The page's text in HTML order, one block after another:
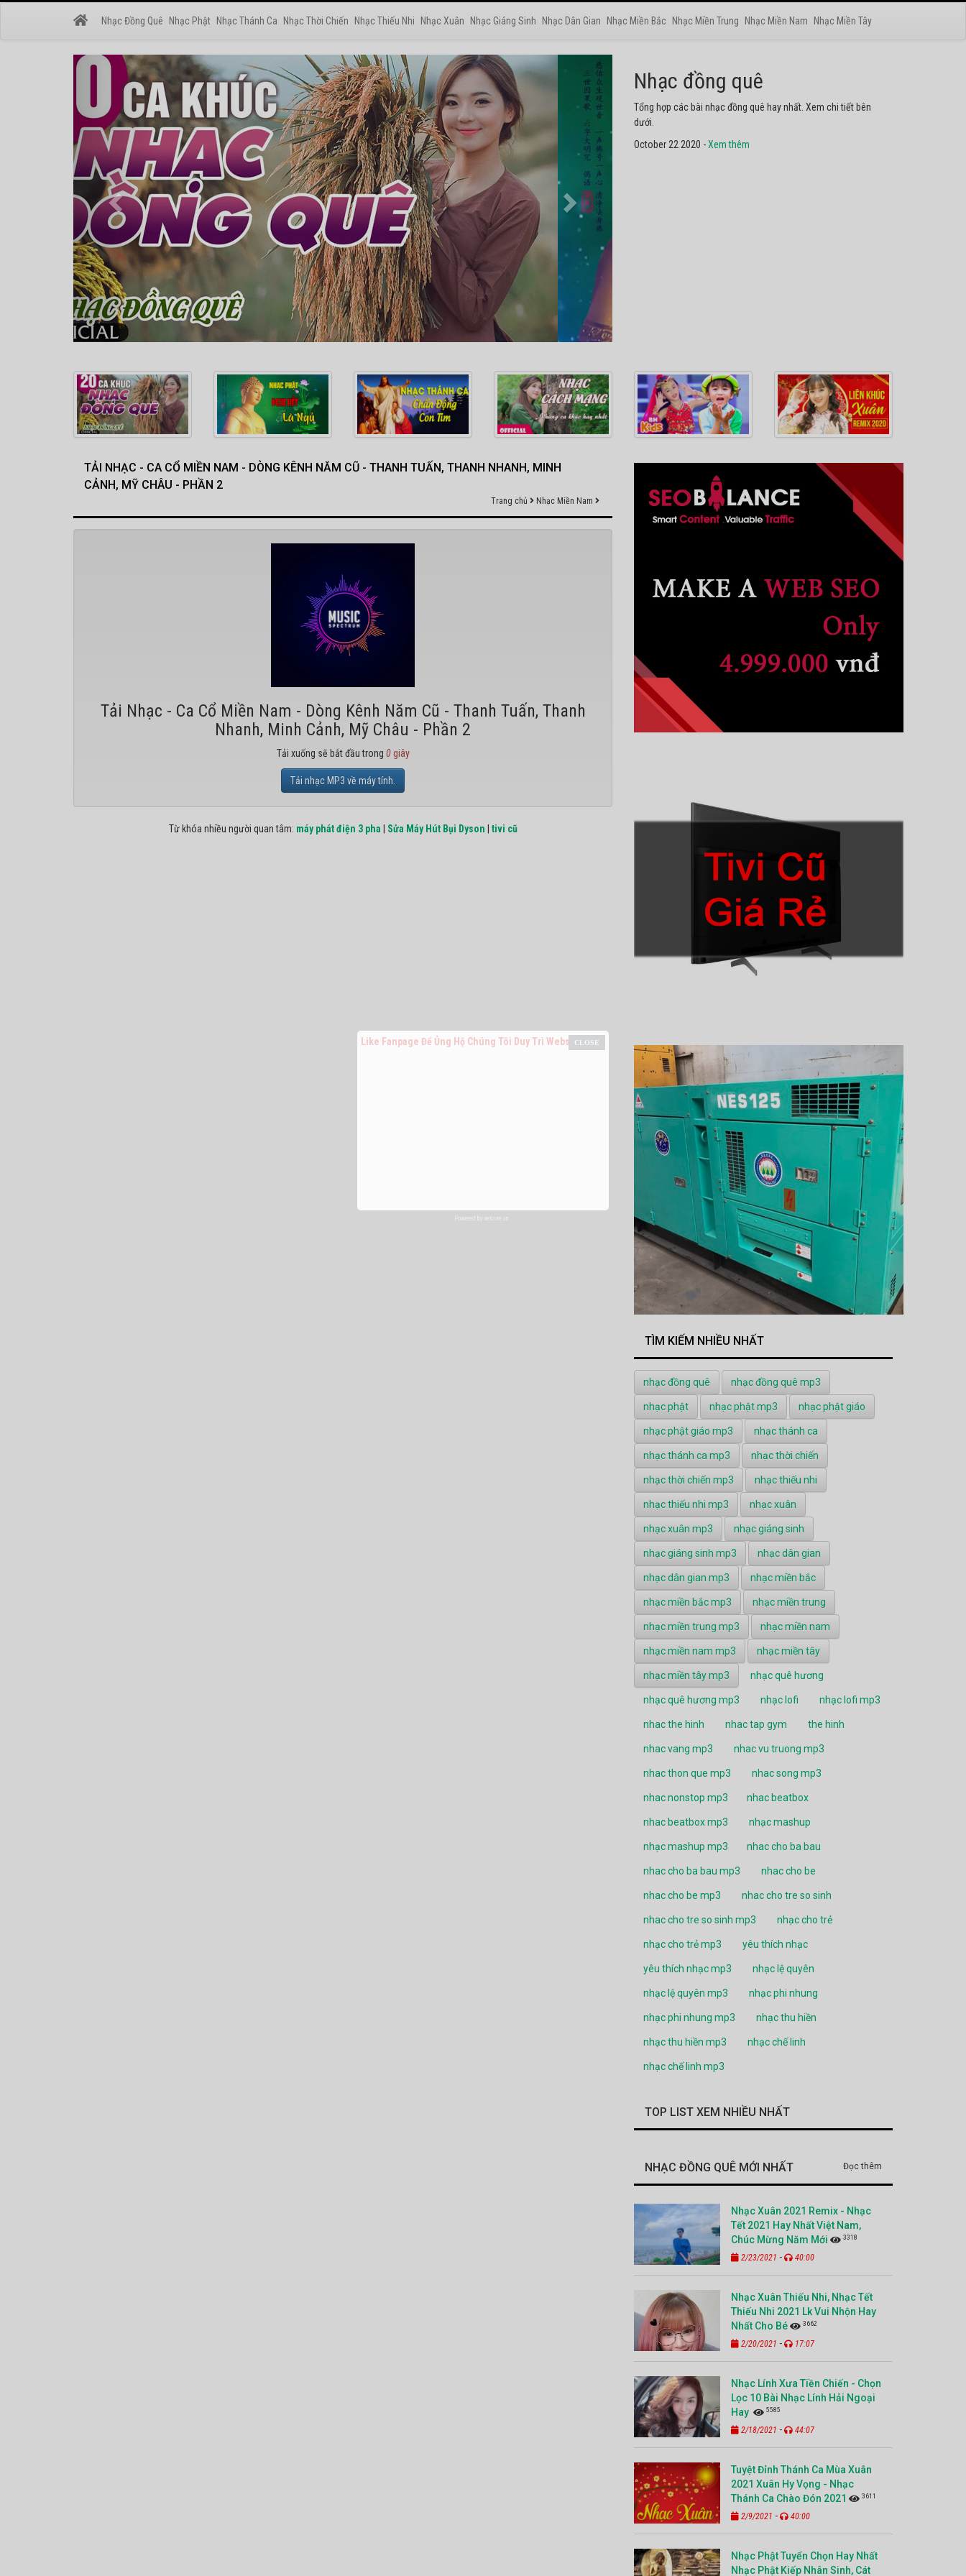
Nhạc Đồng Quê Nhạc Phật Nhạc Thánh Ca Nhạc Thời Chiến Nhạc Thiếu Nhi Nhạc Xuân Nhạc Giáng Sinh Nhạc Dân Gian Nhạc Miền Bắc Nhạc Miền Trung Nhạc Miền Nam Nhạc Miền Tây
Nhạc phật
Tuyển tập các bài nhạc thánh ca hay nhất. Không thể không
nghe thử.
October 22 2020 -Xem thêm
TẢI NHẠC - CA CỔ MIỀN NAM - DÒNG KÊNH NĂM CŨ - THANH TUẤN, THANH NHANH, MINH
CẢNH, MỸ CHÂU - PHẦN 2
Trang chủ Nhạc Miền Nam
Tải Nhạc - Ca Cổ Miền Nam - Dòng Kênh Năm Cũ - Thanh Tuấn, Thanh
Nhanh, Minh Cảnh, Mỹ Châu - Phần 2
Tải xuống sẽ bắt đầu trong 0giây
Tải nhạc MP3 về máy tính.
Từ khóa nhiều người quan tâm: máy phát điện 3 pha Sửa Máy Hút Bụi Dyson tivi cũ
TÌM KIẾM NHIỀU NHẤT
nhạc đồng quê nhạc đồng quê mp3
nhạc phật nhạc phật mp3 nhạc phật giáo
nhạc phật giáo mp3 nhạc thánh ca
nhạc thánh ca mp3 nhạc thời chiến
nhạc thời chiến mp3 nhạc thiếu nhi
nhạc thiếu nhi mp3 nhạc xuân
nhạc xuân mp3 nhạc giáng sinh
nhạc giáng sinh mp3 nhạc dân gian
nhạc dân gian mp3 nhạc miền bắc
nhạc miền bắc mp3 nhạc miền trung
nhạc miền trung mp3 nhạc miền nam
nhạc miền nam mp3 nhạc miền tây
nhạc miền tây mp3 nhạc quê hương
nhạc quê hương mp3 nhạc lofi nhạc lofi mp3
nhac the hinh nhac tap gym the hinh
nhac vang mp3 nhac vu truong mp3
nhac thon que mp3 nhac song mp3
nhac nonstop mp3 nhac beatbox
nhac beatbox mp3 nhạc mashup
nhạc mashup mp3 nhac cho ba bau
nhac cho ba bau mp3 nhac cho be
nhac cho be mp3 nhac cho tre so sinh
nhac cho tre so sinh mp3 nhạc cho trẻ
nhạc cho trẻ mp3 yêu thích nhạc
yêu thích nhạc mp3 nhạc lệ quyên
nhạc lệ quyên mp3 nhạc phi nhung
nhạc phi nhung mp3 nhạc thu hiền
nhạc thu hiền mp3 nhạc chế linh
nhạc chế linh mp3
TOP LIST XEM NHIỀU NHẤT
NHẠC ĐỒNG QUÊ MỚI NHẤT Đọc thêm
Nhạc Xuân 2021 Remix - Nhạc
Tết 2021 Hay Nhất Việt Nam,
Chúc Mừng Năm Mới
3318
2/23/2021 - 40:00
Nhạc Xuân Thiếu Nhi, Nhạc Tết
Thiếu Nhi 2021 Lk Vui Nhộn Hay
Nhất Cho Bé
3662
2/20/2021 - 17:07
Nhạc Lính Xưa Tiền Chiến - Chọn
Lọc 10 Bài Nhạc Lính Hải Ngoại
Hay
5585
2/18/2021 - 44:07
Tuyệt Đỉnh Thánh Ca Mùa Xuân
2021 Xuân Hy Vọng - Nhạc
Thánh Ca Chào Đón 2021
3611
2/9/2021 - 40:00
Nhạc Phật Tuyển Chọn Hay Nhất
Nhạc Phật Kiếp Nhân Sinh, Cát
Like Fanpage Để Ủng Hộ Chúng Tôi Duy Trì Website
Powered by netcore.vn